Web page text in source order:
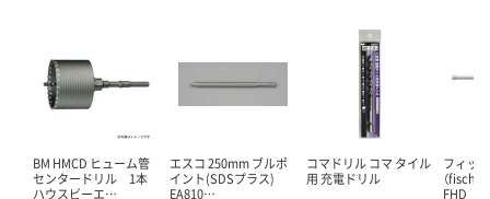
BM HMCD ヒューム管
センタードリル 1本
ハウスビーエ…
エスコ 250mm ブルポ
イント(SDSプラス)
EA810…
コマドリル コマ タイル
用 充電ドリル
フィッ
（
FHD